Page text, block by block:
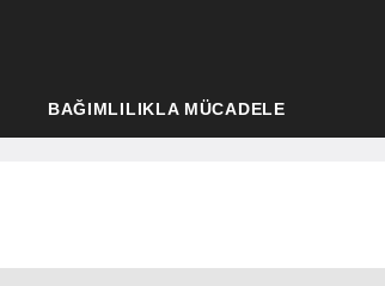
BAĞIMLILIKLA MÜCADELE